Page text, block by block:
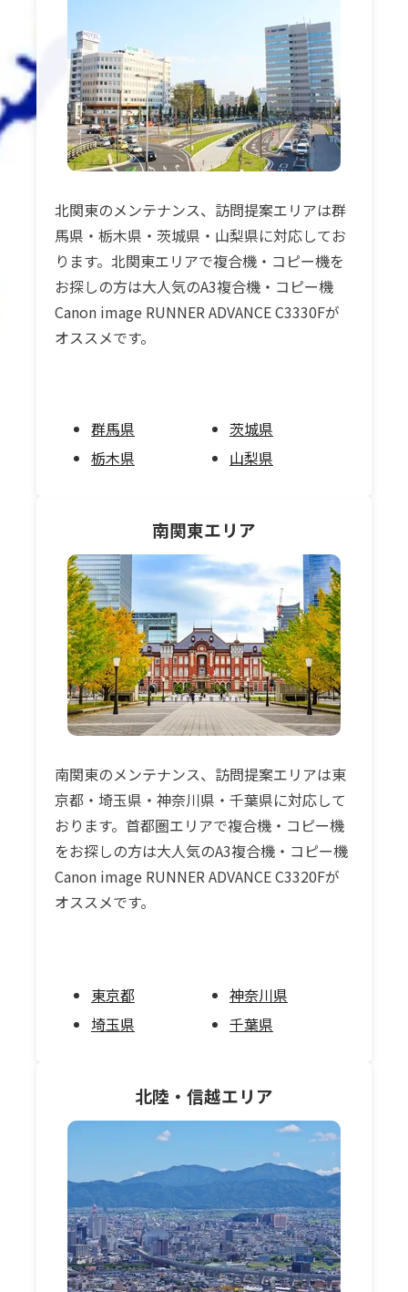
北関東のメンテナンス、訪問提案エリアは群
馬県・栃木県・茨城県・山梨県に対応してお
ります。北関東エリアで複合機・コピー機を
お探しの方は大人気のA3複合機・コピー機
Canon image RUNNER ADVANCE C3330Fが
オススメです。
群馬県
栃木県
茨城県
山梨県
南関東エリア
南関東のメンテナンス、訪問提案エリアは東
京都・埼玉県・神奈川県・千葉県に対応して
おります。首都圏エリアで複合機・コピー機
をお探しの方は大人気のA3複合機・コピー機
Canon image RUNNER ADVANCE C3320Fが
オススメです。
東京都
埼玉県
神奈川県
千葉県
北陸・信越エリア